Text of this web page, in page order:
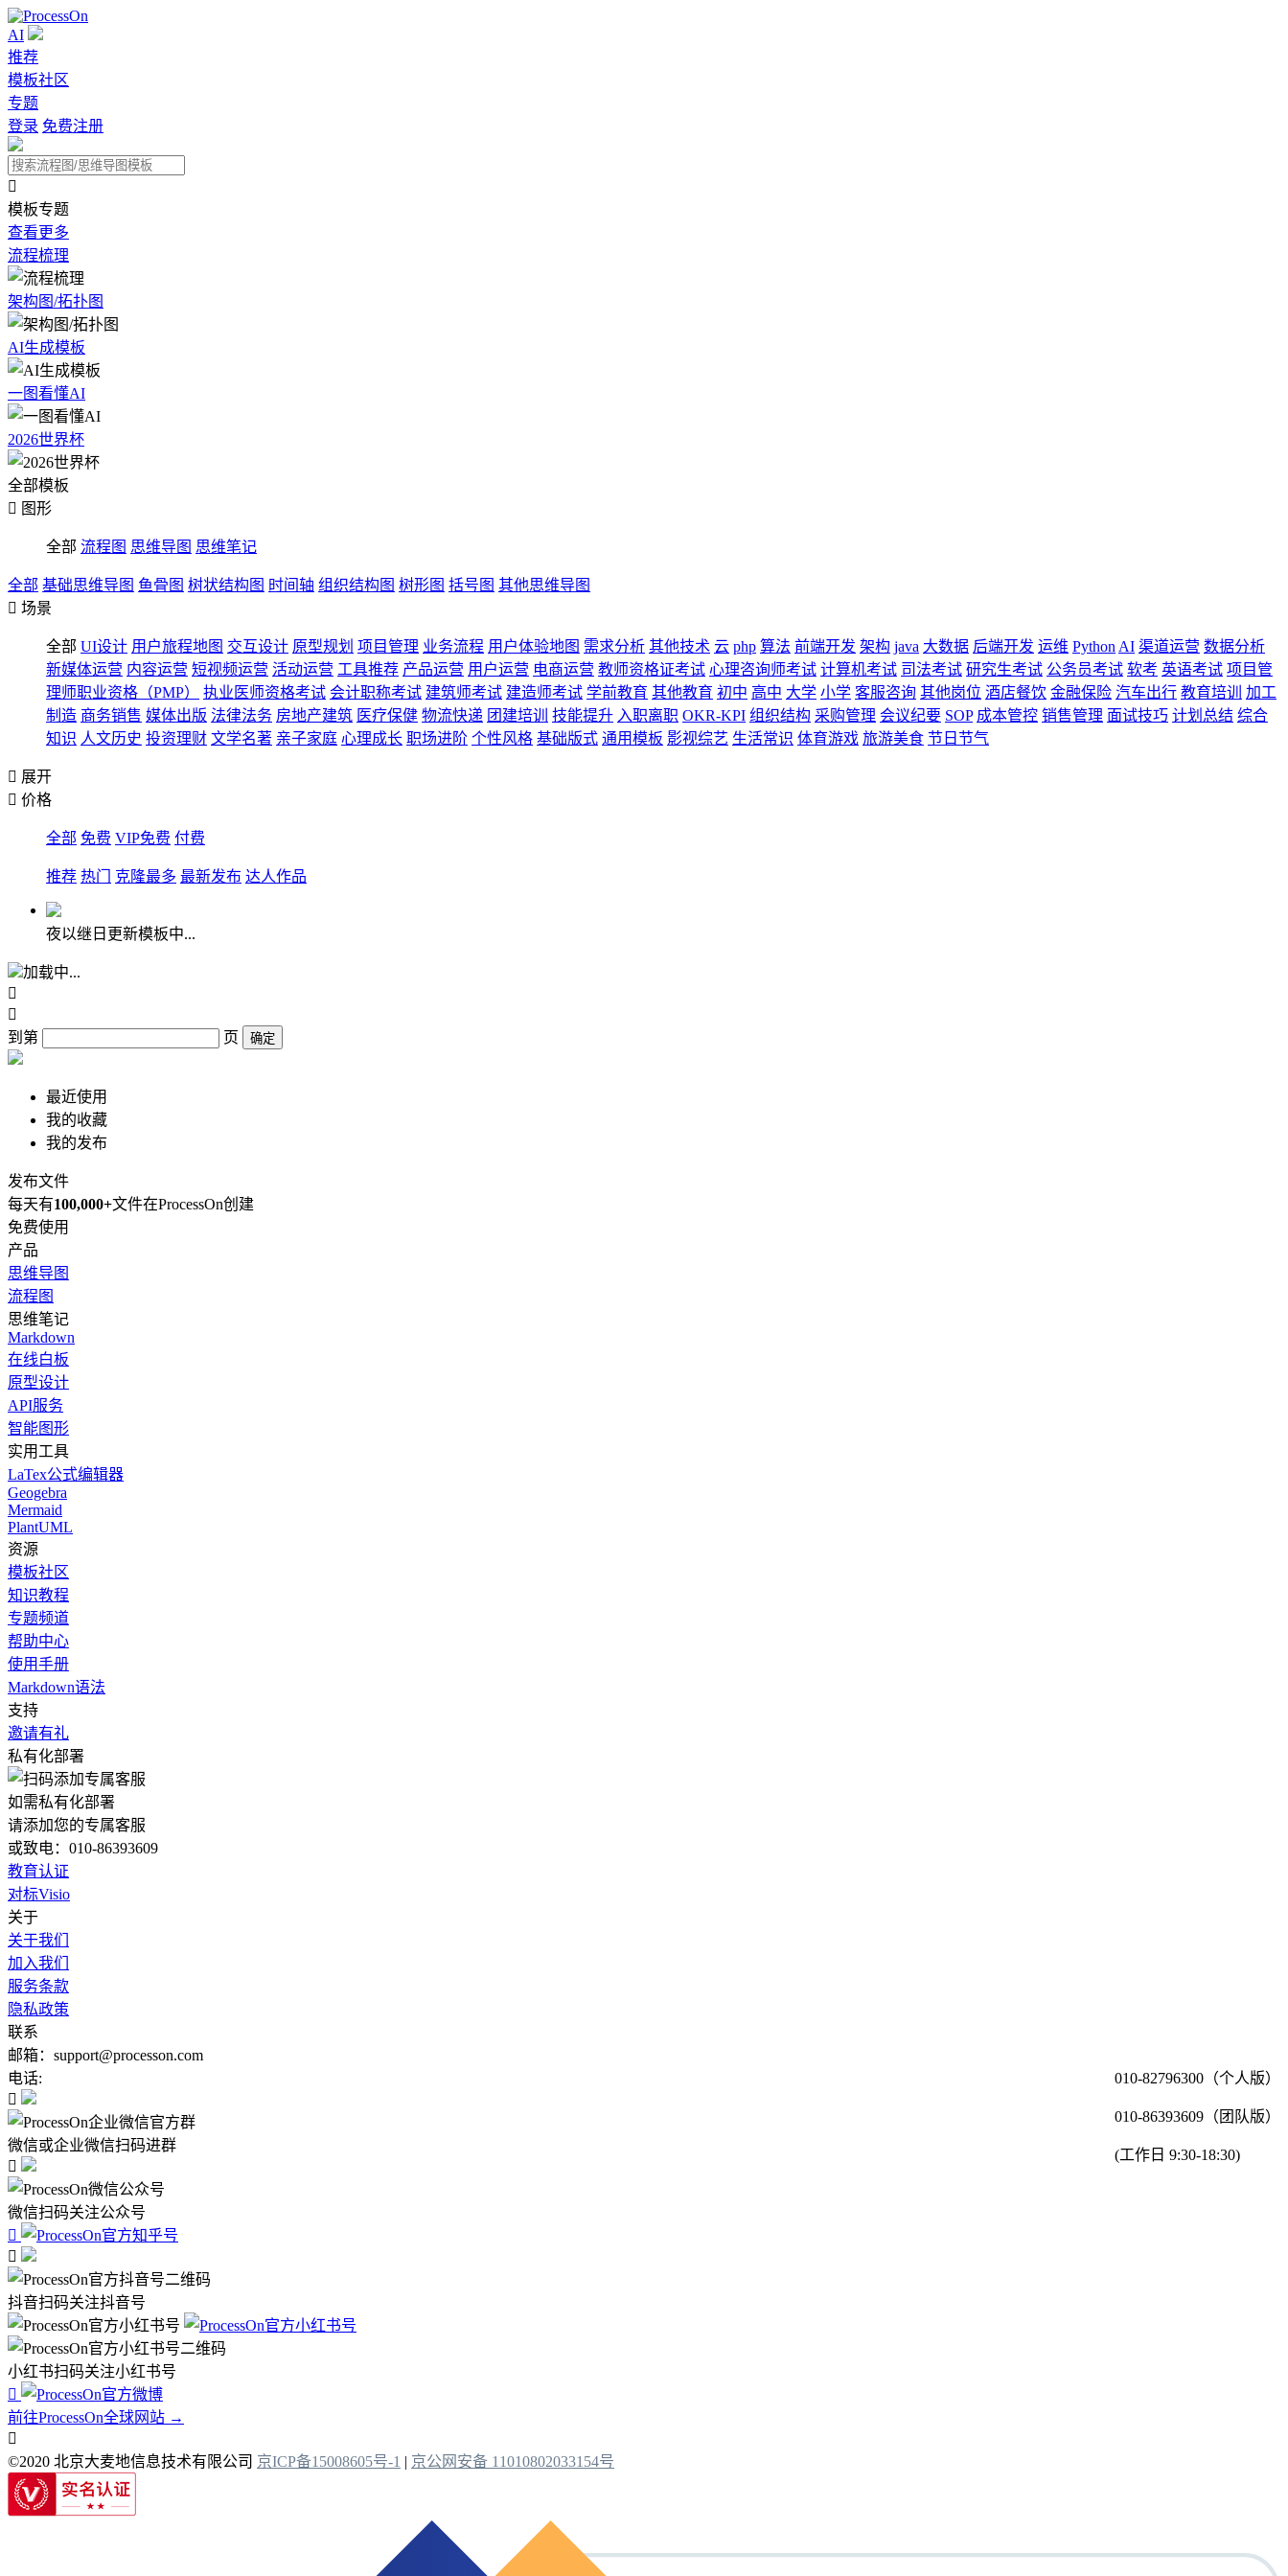
AI
推荐
模板社区
专题
登录 免费注册

模板专题
查看更多
流程梳理
架构图/拓扑图
AI生成模板
一图看懂AI
2026世界杯
全部模板
 图形
全部 流程图 思维导图 思维笔记
全部 基础思维导图 鱼骨图 树状结构图 时间轴 组织结构图 树形图 括号图 其他思维导图
 场景
全部 UI设计 用户旅程地图 交互设计 原型规划 项目管理 业务流程 用户体验地图 需求分析 其他技术 云 php 算法 前端开发 架构 java 大数据 后端开发 运维 Python AI 渠道运营 数据分析
新媒体运营 内容运营 短视频运营 活动运营 工具推荐 产品运营 用户运营 电商运营 教师资格证考试 心理咨询师考试 计算机考试 司法考试 研究生考试 公务员考试 软考 英语考试 项目管
理师职业资格（PMP）
执业医师资格考试 会计职称考试 建筑师考试 建造师考试 学前教育 其他教育 初中 高中 大学 小学 客服咨询 其他岗位 酒店餐饮 金融保险 汽车出行 教育培训
加工
制造 商务销售 媒体出版 法律法务 房地产建筑 医疗保健 物流快递 团建培训 技能提升 入职离职 OKR-KPI 组织结构 采购管理 会议纪要 SOP 成本管控 销售管理 面试技巧 计划总结 综合
知识 人文历史 投资理财 文学名著 亲子家庭 心理成长 职场进阶 个性风格 基础版式 通用模板 影视综艺 生活常识 体育游戏 旅游美食 节日节气
 展开
 价格
全部 免费 VIP免费 付费
推荐 热门 克隆最多 最新发布 达人作品
夜以继日更新模板中...
加载中...


到第
页 确定
最近使用
我的收藏
我的发布
发布文件
每天有100,000+文件在ProcessOn创建
免费使用
产品
思维导图
流程图
思维笔记
Markdown
在线白板
原型设计
API服务
智能图形
实用工具
LaTex公式编辑器
Geogebra
Mermaid
PlantUML
资源
模板社区
知识教程
专题频道
帮助中心
使用手册
Markdown语法
支持
邀请有礼
私有化部署
如需私有化部署
请添加您的专属客服
或致电：010-86393609
教育认证
对标Visio
关于
关于我们
加入我们
服务条款
隐私政策
联系
邮箱：support@processon.com
电话:
010-82796300（个人版）
010-86393609（团队版）
(工作日 9:30-18:30)

微信或企业微信扫码进群

微信扫码关注公众号


抖音扫码关注抖音号
小红书扫码关注小红书号

前往ProcessOn全球网站 →

©2020 北京大麦地信息技术有限公司 京ICP备15008605号-1 | 京公网安备 11010802033154号